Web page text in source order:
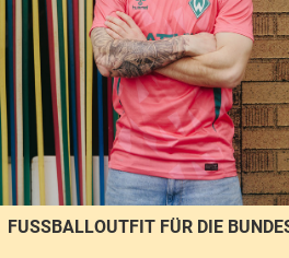
FUSSBALLOUTFIT FÜR DIE